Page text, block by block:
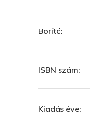
Borító:
ISBN szám:
Kiadás éve: